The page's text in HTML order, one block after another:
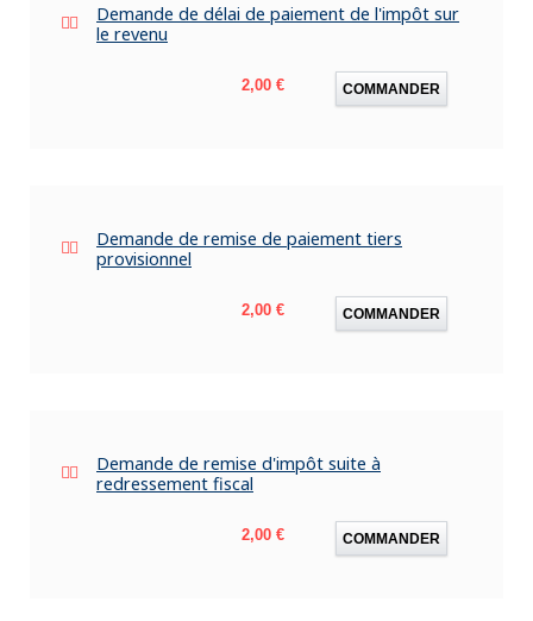
Demande de délai de paiement de l'impôt sur
le revenu
Prix
2,00 € COMMANDER
Demande de remise de paiement tiers
provisionnel
Prix
2,00 € COMMANDER
Demande de remise d'impôt suite à
redressement fiscal
Prix
2,00 € COMMANDER